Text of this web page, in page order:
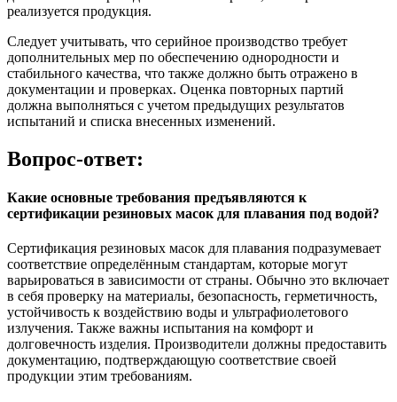
реализуется продукция.
Следует учитывать, что серийное производство требует
дополнительных мер по обеспечению однородности и
стабильного качества, что также должно быть отражено в
документации и проверках. Оценка повторных партий
должна выполняться с учетом предыдущих результатов
испытаний и списка внесенных изменений.
Вопрос-ответ:
Какие основные требования предъявляются к
сертификации резиновых масок для плавания под водой?
Сертификация резиновых масок для плавания подразумевает
соответствие определённым стандартам, которые могут
варьироваться в зависимости от страны. Обычно это включает
в себя проверку на материалы, безопасность, герметичность,
устойчивость к воздействию воды и ультрафиолетового
излучения. Также важны испытания на комфорт и
долговечность изделия. Производители должны предоставить
документацию, подтверждающую соответствие своей
продукции этим требованиям.